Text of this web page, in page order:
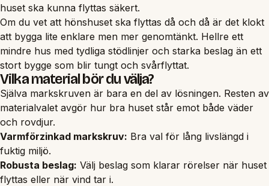
huset ska kunna flyttas säkert.
Om du vet att hönshuset ska flyttas då och då är det klokt
att bygga lite enklare men mer genomtänkt. Hellre ett
mindre hus med tydliga stödlinjer och starka beslag än ett
stort bygge som blir tungt och svårflyttat.
Vilka material bör du välja?
Själva markskruven är bara en del av lösningen. Resten av
materialvalet avgör hur bra huset står emot både väder
och rovdjur.
Varmförzinkad markskruv: Bra val för lång livslängd i
fuktig miljö.
Robusta beslag: Välj beslag som klarar rörelser när huset
flyttas eller när vind tar i.